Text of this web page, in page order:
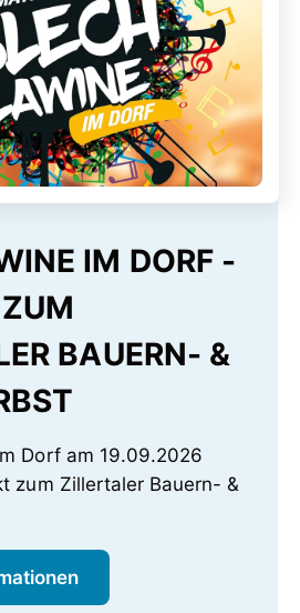
IM DORF -
BAUERN- &
Dorf am 19.09.2026
zum Zillertaler Bauern- &